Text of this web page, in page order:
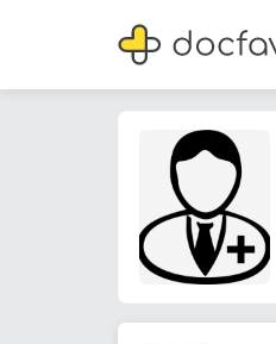
Marian San
Homeópata